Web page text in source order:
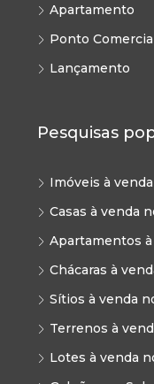
Apartamento
Ponto Comercial
Lançamento
Pesquisas
Imóveis à
Casas à venda
Apartamentos
Chácaras à
Sítios à venda
Terrenos à
Lotes à venda